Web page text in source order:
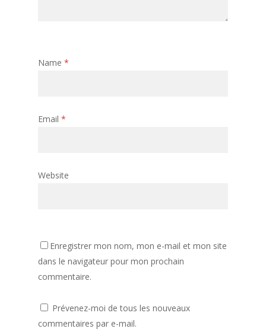
Name *
Email *
Website
Enregistrer mon nom, mon e-mail et mon site
dans le navigateur pour mon prochain
commentaire.
Prévenez-moi de tous les nouveaux
commentaires par e-mail.